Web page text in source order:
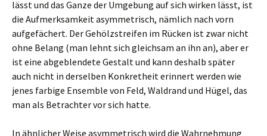
lässt und das Ganze der Umgebung auf sich wirken lässt, ist
die Aufmerksamkeit asymmetrisch, nämlich nach vorn
aufgefächert. Der Gehölzstreifen im Rücken ist zwar nicht
ohne Belang (man lehnt sich gleichsam an ihn an), aber er
ist eine abgeblendete Gestalt und kann deshalb später
auch nicht in derselben Konkretheit erinnert werden wie
jenes farbige Ensemble von Feld, Waldrand und Hügel, das
man als Betrachter vor sich hatte.
In ähnlicher Weise asymmetrisch wird die Wahrnehmung